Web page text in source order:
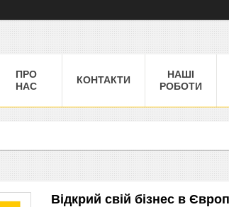
ПРО
НАС
КОНТАКТИ
НАШІ
РОБОТИ
Відкрий свій бізнес в